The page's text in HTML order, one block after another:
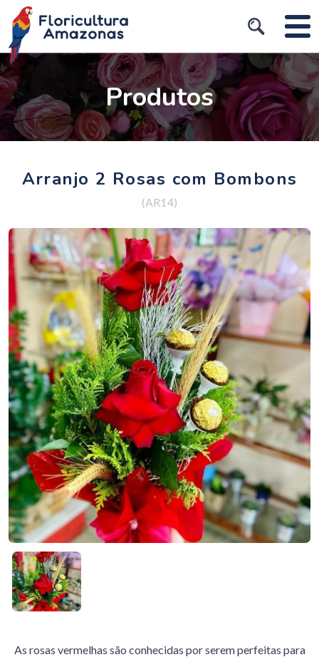
Produtos
Arranjo 2 Rosas com Bombons
(AR14)
As rosas vermelhas são conhecidas por serem perfeitas para